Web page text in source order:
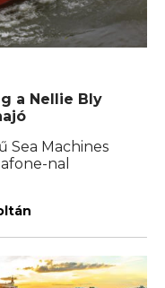
a Nellie Bly
Sea Machines
nal